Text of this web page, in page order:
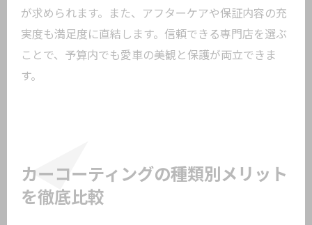
が求められます。また、アフターケアや保証内容の充
実度も満足度に直結します。信頼できる専門店を選ぶ
ことで、予算内でも愛車の美観と保護が両立できま
す。
カーコーティングの種類別メリット
を徹底比較